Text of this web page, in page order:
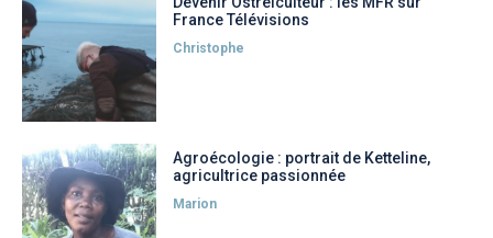
France Télévisions
Christophe
Agroécologie : portrait de Ketteline,
agricultrice passionnée
Marion